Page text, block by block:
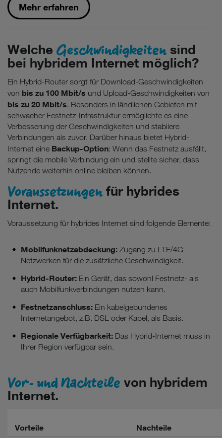
Mehr erfahren
Welche Geschwindigkeiten sind
bei hybridem Internet möglich?
Ein Hybrid-Router sorgt für Download-Geschwindigkeiten
von bis zu 100 Mbit/s und Upload-Geschwindigkeiten von
bis zu 20 Mbit/s. Besonders in ländlichen Gebieten mit
schwacher Festnetz-Infrastruktur ermöglichte es eine
Verbesserung der Geschwindigkeiten und stabilere
Verbindungen als zuvor. Darüber hinaus bietet Hybrid-
Internet eine Backup-Option: Wenn das Festnetz ausfällt,
springt die mobile Verbindung ein und stellte sicher, dass
Nutzende weiterhin online bleiben können.
Voraussetzungen für hybrides
Internet.
Voraussetzung für hybrides Internet sind folgende Elemente:
Mobilfunknetzabdeckung: Zugang zu LTE/4G-
Netzwerken für die zusätzliche Geschwindigkeit.
Hybrid-Router: Ein Gerät, das sowohl Festnetz- als
auch Mobilfunkverbindungen nutzen kann.
Festnetzanschluss: Ein kabelgebundenes
Internetangebot, z.B. DSL oder Kabel, als Basis.
Regionale Verfügbarkeit: Das Hybrid-Internet muss in
Ihrer Region verfügbar sein.
Vor- und Nachteile von hybridem
Internet.
Vorteile
Nachteile